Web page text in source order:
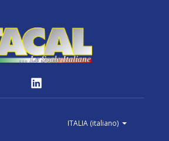
ITALIA (italiano)